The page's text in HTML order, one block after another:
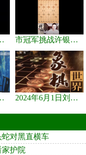
银川激情讲解 市冠军挑战许银川，急进中兵变化真激烈！
第九届杨官璘杯全国象棋... 2024年6月1日刘君、蒋川讲解第三届上海杯象棋大师赛谢靖与李少庚...
蛇对黑直横车
家护院